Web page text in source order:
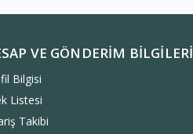
VE GÖNDERIM BILGILERI
Bilgisi
Listesi
Takibi